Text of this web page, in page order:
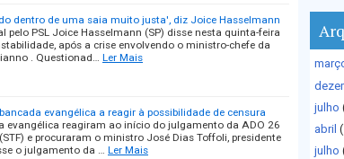
dentro de uma saia muito justa', diz Joice Hasselmann
pelo PSL Joice Hasselmann (SP) disse nesta quinta-feira
após a crise envolvendo o ministro-chefe da
. Questionad…
Ler Mais
evangélica a reagir à possibilidade de censura
evangélica reagiram ao início do julgamento da ADO 26
e procuraram o ministro José Dias Toffoli, presidente
o julgamento da …
Ler Mais
julho
abril
julho